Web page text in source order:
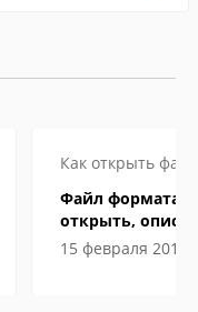
Как открыть файл
Файл формата
открыть,
особенности
15 февраля 2019